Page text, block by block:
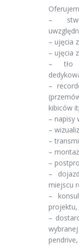
–
– ujęcia
– ujęcia
– tło
–
kibiców
– napisy
–
–
–
–
–
miejscu
–
projektu,
–